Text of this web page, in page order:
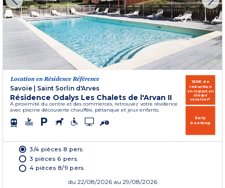
Location en Résidence Référence
Savoie | Saint Sorlin d'Arves
Résidence Odalys Les Chalets de l'Arvan II
A proximité du centre et des commerces, retrouvez votre résidence
avec piscine découverte chauffée, pétanque et jeux enfants.
150€ de
réduction
en réglant en
chèque
vacances*
Early
booking
3/4 pièces 8 pers.
3 pièces 6 pers.
4 pièces 8/9 pers.
du 22/08/2026 au 29/08/2026